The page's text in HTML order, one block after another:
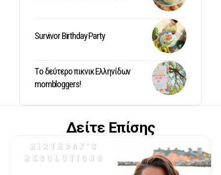
Survivor Birthday Party
Tο δεύτερο πικνικ Ελληνίδων
mombloggers!
Δείτε Επίσης